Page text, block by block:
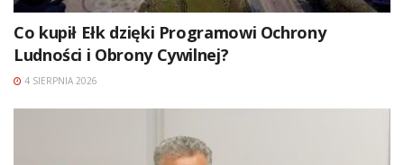
Co kupił Ełk dzięki Programowi Ochrony
Ludności i Obrony Cywilnej?
4 SIERPNIA 2026